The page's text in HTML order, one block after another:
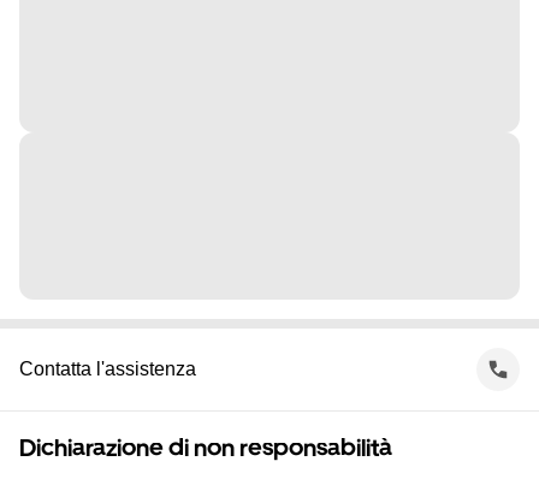
Contatta l'assistenza
Dichiarazione di non responsabilità